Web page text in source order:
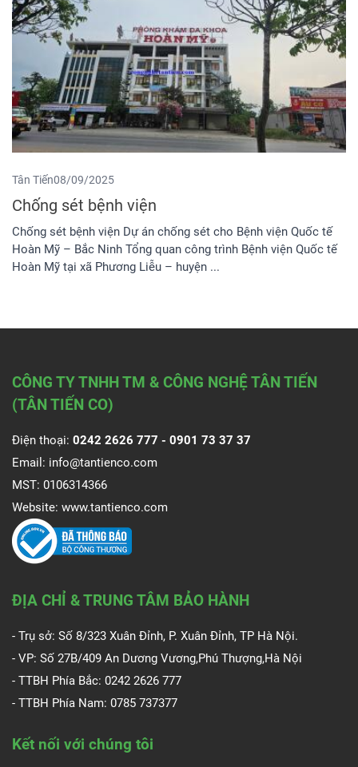
Tân Tiến08/09/2025
Chống sét bệnh viện
Chống sét bệnh viện Dự án chống sét cho Bệnh viện Quốc tế
Hoàn Mỹ – Bắc Ninh Tổng quan công trình Bệnh viện Quốc tế
Hoàn Mỹ tại xã Phương Liễu – huyện ...
CÔNG TY TNHH TM & CÔNG NGHỆ TÂN TIẾN
(TÂN TIẾN CO)
Điện thoại: 0242 2626 777 - 0901 73 37 37
Email: info@tantienco.com
MST: 0106314366
Website: www.tantienco.com
ĐỊA CHỈ & TRUNG TÂM BẢO HÀNH
- Trụ sở: Số 8/323 Xuân Đỉnh, P. Xuân Đỉnh, TP Hà Nội.
- VP: Số 27B/409 An Dương Vương,Phú Thượng,Hà Nội
- TTBH Phía Bắc: 0242 2626 777
- TTBH Phía Nam: 0785 737377
Kết nối với chúng tôi